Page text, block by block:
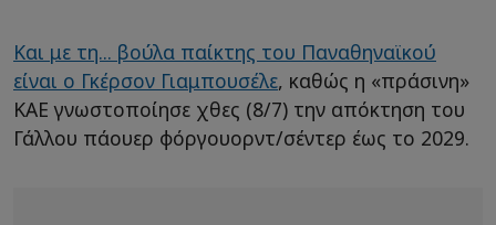
Και με τη... βούλα παίκτης του Παναθηναϊκού
είναι ο Γκέρσον Γιαμπουσέλε, καθώς η «πράσινη»
ΚΑΕ γνωστοποίησε χθες (8/7) την απόκτηση του
Γάλλου πάουερ φόργουορντ/σέντερ έως το 2029.